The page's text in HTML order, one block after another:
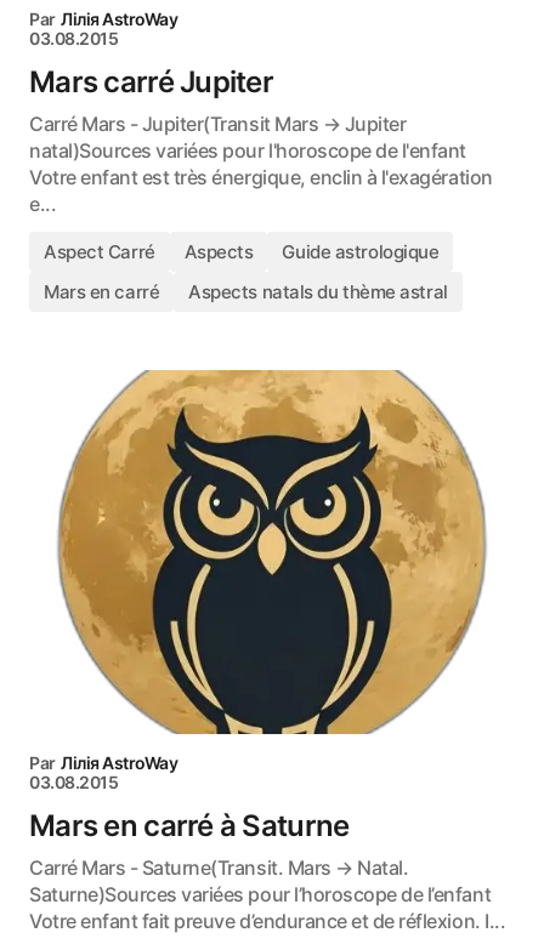
Par Лілія AstroWay
03.08.2015
Mars carré Jupiter
Carré Mars - Jupiter(Transit Mars → Jupiter
natal)Sources variées pour l'horoscope de l'enfant
Votre enfant est très énergique, enclin à l'exagération
e...
Aspect Carré Aspects
Guide astrologique
Mars en carré
Aspects natals du thème astral
Par Лілія AstroWay
03.08.2015
Mars en carré à Saturne
Carré Mars - Saturne(Transit. Mars → Natal.
Saturne)Sources variées pour l’horoscope de l’enfant
Votre enfant fait preuve d’endurance et de réflexion. I...